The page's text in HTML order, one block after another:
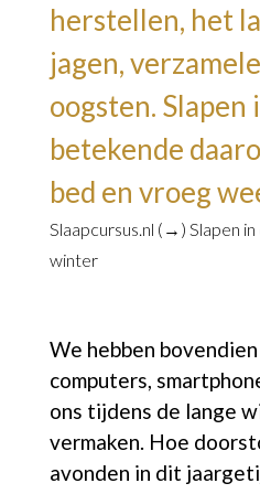
herstellen, het
jagen,
oogsten. Slapen
betekende
bed en vroeg
Slaapcursus.nl (→) Slapen
winter
We hebben
computers,
ons tijdens de lange
vermaken. Hoe
avonden in dit